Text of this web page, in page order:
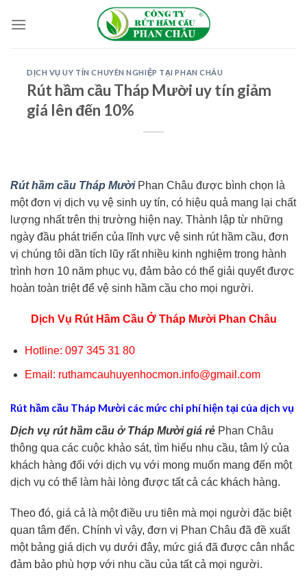
DỊCH VỤ UY TÍN CHUYÊN NGHIỆP TẠI PHAN CHÂU
Rút hầm cầu Tháp Mười uy tín giảm
giá lên đến 10%
Rút hầm cầu Tháp MườiPhan Châu được bình chọn là
một đơn vị dịch vụ vệ sinh uy tín, có hiệu quả mang lại chất
lượng nhất trên thị trường hiện nay. Thành lập từ những
ngày đầu phát triển của lĩnh vực vệ sinh rút hầm cầu, đơn
vị chúng tôi dần tích lũy rất nhiều kinh nghiệm trong hành
trình hơn 10 năm phục vụ, đảm bảo có thể giải quyết được
hoàn toàn triệt để vệ sinh hầm cầu cho mọi người.
Dịch Vụ Rút Hầm Cầu Ở Tháp Mười Phan Châu
Hotline: 097 345 31 80
Email: ruthamcauhuyenhocmon.info@gmail.com
Rút hầm cầu Tháp Mười các mức chi phí hiện tại của dịch vụ
Dịch vụ rút hầm cầu ở Tháp Mười giá rẻ Phan Châu
thông qua các cuộc khảo sát, tìm hiểu nhu cầu, tâm lý của
khách hàng đối với dịch vụ với mong muốn mang đến một
dịch vụ có thể làm hài lòng được tất cả các khách hàng.
Theo đó, giá cả là một điều ưu tiên mà mọi người đặc biệt
quan tâm đến. Chính vì vậy, đơn vị Phan Châu đã đề xuất
một bảng giá dịch vụ dưới đây, mức giá đã được cân nhắc
đảm bảo phù hợp với nhu cầu của tất cả mọi người.